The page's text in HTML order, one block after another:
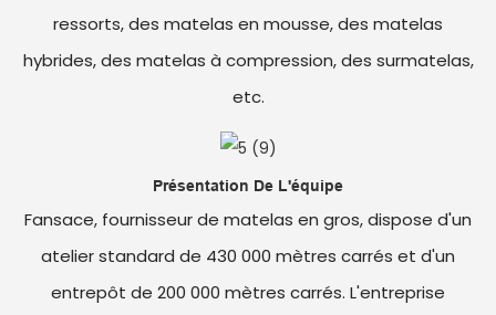
ressorts, des matelas en mousse, des matelas
hybrides, des matelas à compression, des surmatelas,
etc.
Présentation De L'équipe
Fansace, fournisseur de matelas en gros, dispose d'un
atelier standard de 430 000 mètres carrés et d'un
entrepôt de 200 000 mètres carrés. L'entreprise